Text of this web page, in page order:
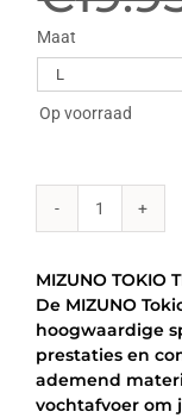
is:
Maat
Op voorraad
MIZUNO
ORANGE/
aantal
MIZUNO TOKIO
De MIZUNO
hoogwaardige
prestaties en
ademend
vochtafvoer om